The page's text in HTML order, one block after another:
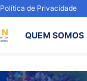
Política de Privacidade
QUEM SOMOS